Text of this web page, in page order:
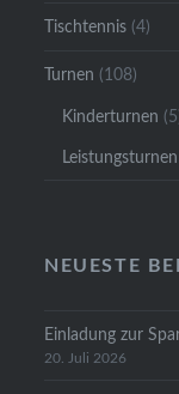
Tischtennis (4)
Turnen (108)
Kinderturnen
Leistungsturnen
NEUESTE
Einladung zur
20. Juli 2026